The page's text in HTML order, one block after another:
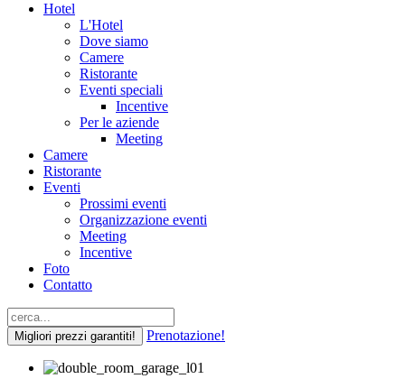
Hotel
L'Hotel
Dove siamo
Camere
Ristorante
Eventi speciali
Incentive
Per le aziende
Meeting
Camere
Ristorante
Eventi
Prossimi eventi
Organizzazione eventi
Meeting
Incentive
Foto
Contatto
Migliori prezzi garantiti! Prenotazione!